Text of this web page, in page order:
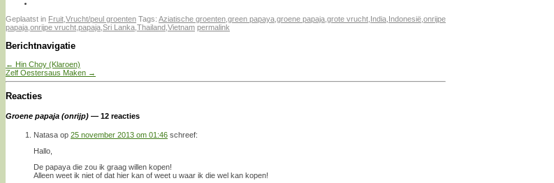
Geplaatst in Fruit,Vrucht/peul groenten Tags: Aziatische groenten,green papaya,groene papaja,grote vrucht, India, Indonesië,onrijpe
papaja,onrijpe vrucht,papaja,Sri Lanka,Thailand,Vietnam permalink
Berichtnavigatie
← Hin Choy (Klaroen)
Zelf Oestersaus Maken →
Reacties
Groene papaja (onrijp) — 12 reacties
Natasa op 25 november 2013 om 01:46 schreef:
Hallo,
De papaya die zou ik graag willen kopen!
Alleen weet ik niet of dat hier kan of weet u waar ik die wel kan kopen!